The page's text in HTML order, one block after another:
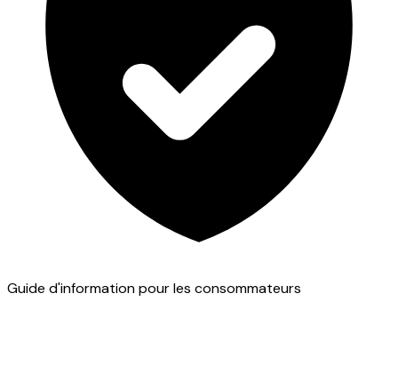
Guide d'information pour les consommateurs